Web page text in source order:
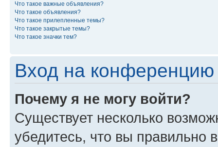
Что такое важные объявления?
Что такое объявления?
Что такое прилепленные темы?
Что такое закрытые темы?
Что такое значки тем?
Вход на конференцию
Почему я не могу войти?
Существует несколько
убедитесь, что вы правильно